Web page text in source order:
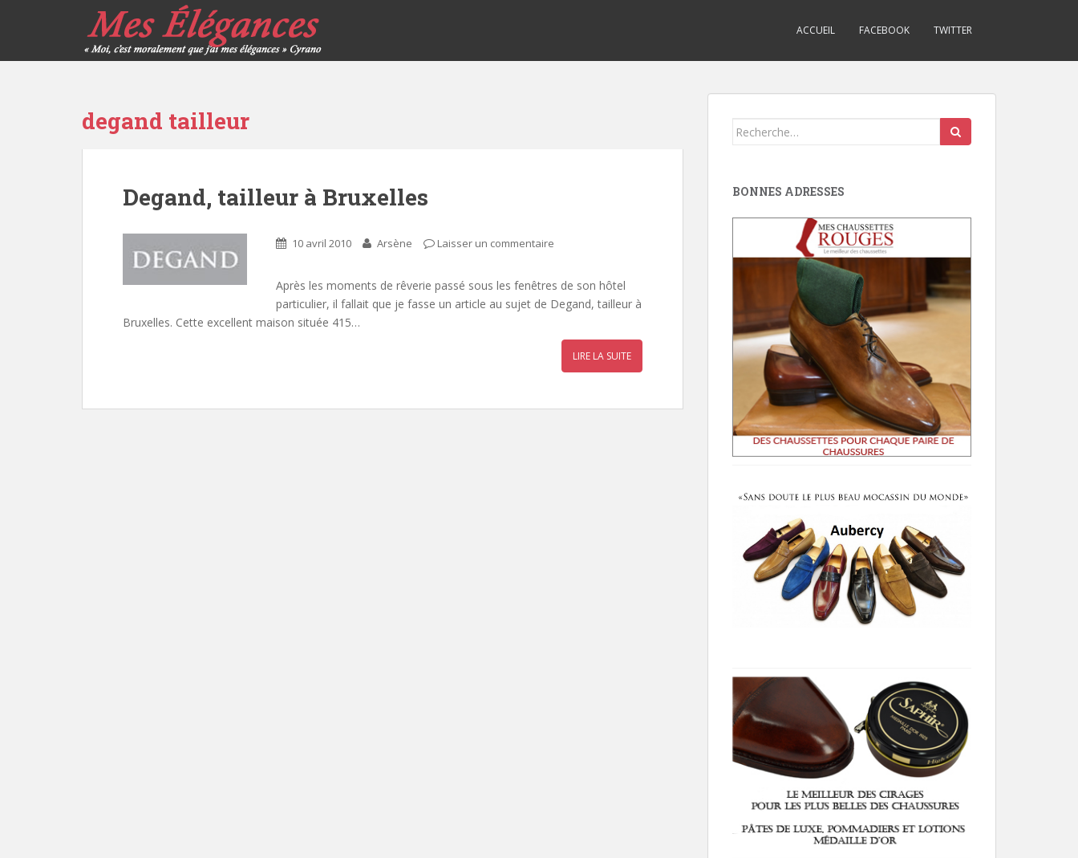
ACCUEIL FACEBOOK TWITTER
degand tailleur
Degand, tailleur à Bruxelles
10 avril 2010 Arsène Laisser un commentaire
Après les moments de rêverie passé sous les fenêtres de son hôtel
particulier, il fallait que je fasse un article au sujet de Degand, tailleur à
Bruxelles. Cette excellent maison située 415…
LIRE LA SUITE
Search
BONNES ADRESSES